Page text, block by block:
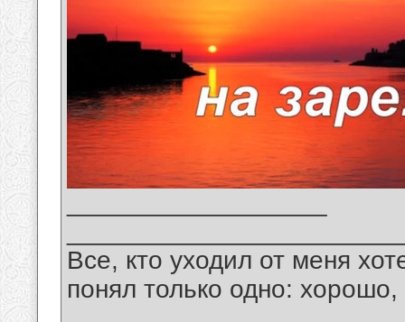
Все, кто уходил от меня
понял только одно: